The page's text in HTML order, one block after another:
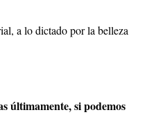
a lo dictado por la belleza
últimamente, si podemos